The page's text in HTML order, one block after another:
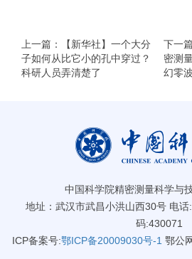
上一篇：【新华社】一个大分
子如何从比它小的孔中穿过？
科研人员弄清楚了
下一
密测
幻零
中国科学院精密测量科学与
地址：武汉市武昌小洪山西30号 电
码:430071
ICP备案号:鄂ICP备20009030号-1 鄂公